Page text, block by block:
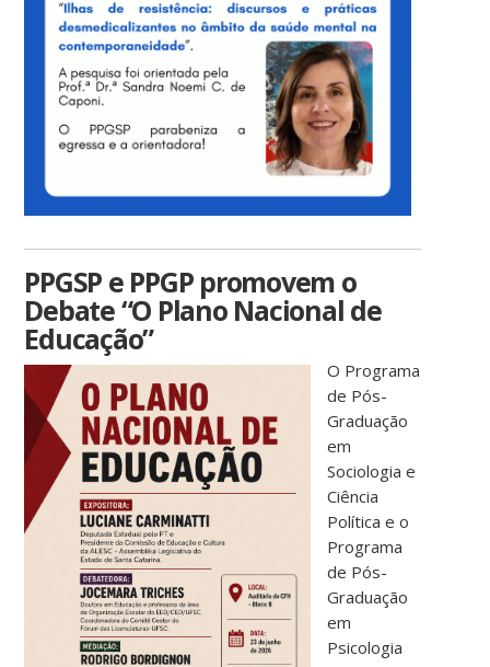
PPGSP e PPGP promovem o
Debate “O Plano Nacional de
Educação”
O Programa
de Pós-
Graduação
em
Sociologia e
Ciência
Política e o
Programa
de Pós-
Graduação
em
Psicologia